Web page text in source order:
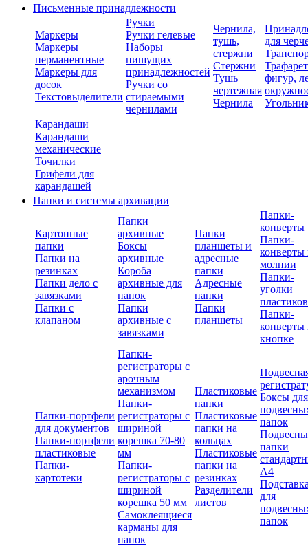
Письменные принадлежности
Маркеры
Маркеры
перманентные
Маркеры для
досок
Текстовыделители
Ручки
Ручки гелевые
Наборы
пишущих
принадлежностей
Ручки со
стираемыми
чернилами
Чернила,
тушь,
стержни
Стержни
Тушь
чертежная
Чернила
для
фигур,
Карандаши
Карандаши
механические
Точилки
Грифели для
карандашей
Папки и системы архивации
Картонные
папки
Папки на
резинках
Папки дело с
завязками
Папки с
клапаном
Папки
архивные
Боксы
архивные
Короба
архивные для
папок
Папки
архивные с
завязками
Папки
планшеты и
адресные
папки
Адресные
папки
Папки
планшеты
Папки-
конверты
Папки-
конверты
молнии
Папки-
уголки
Папки-
конверты
кнопке
Папки-портфели
для документов
Папки-портфели
пластиковые
Папки-
картотеки
Папки-
регистраторы с
арочным
механизмом
Папки-
регистраторы с
шириной
корешка 70-80
мм
Папки-
регистраторы с
шириной
корешка 50 мм
Самоклеящиеся
карманы для
папок
Пластиковые
папки
Пластиковые
папки на
кольцах
Пластиковые
папки на
резинках
Разделители
листов
Боксы для
папок
папки
А4
для
папок